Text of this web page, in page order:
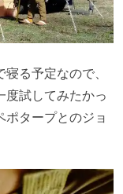
る予定なので、
度試してみたかっ
タープとのジョ